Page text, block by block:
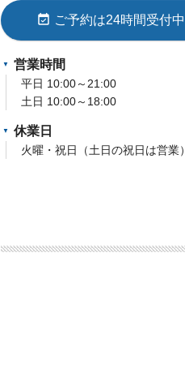
event_available ご予約は24時間受付中
営業時間
平日 10:00～21:00
土日 10:00～18:00
休業日
火曜・祝日（土日の祝日は営業）